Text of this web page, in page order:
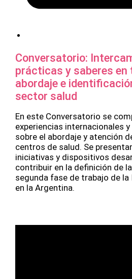
Conversatorio:
prácticas y saberes en
abordaje e
sector salud
En este Conversatorio se
experiencias internacionales
sobre el abordaje y atención
centros de salud. Se
iniciativas y dispositivos
contribuir en la definición de
segunda fase de trabajo de
en la Argentina.